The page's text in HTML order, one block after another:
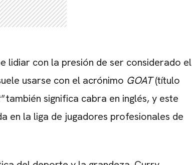
lidiar con la presión de ser considerado el
usarse con el acrónimo GOAT(título
también significa cabra en inglés, y este
en la liga de jugadores profesionales de